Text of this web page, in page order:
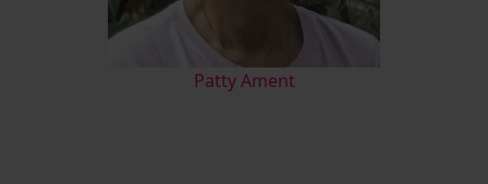
Patty Ament